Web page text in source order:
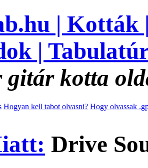
gitár kotta
Hogyan kell tabot olvasni? Hogy olvassak
Drive